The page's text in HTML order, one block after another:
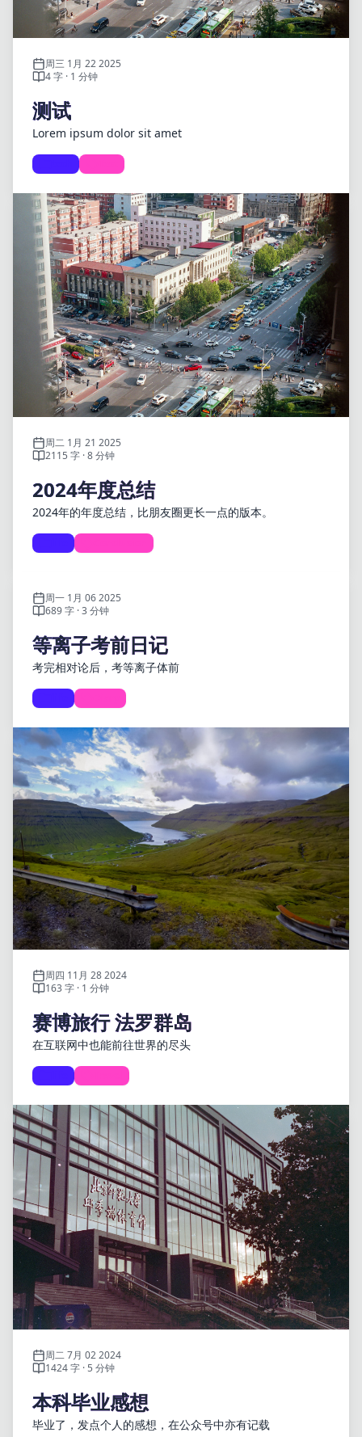
周三 1月 22 2025
4 字 · 1 分钟
测试
Lorem ipsum dolor sit amet
周二 1月 21 2025
2115 字 · 8 分钟
2024年度总结
2024年的年度总结，比朋友圈更长一点的版本。
周一 1月 06 2025
689 字 · 3 分钟
等离子考前日记
考完相对论后，考等离子体前
周四 11月 28 2024
163 字 · 1 分钟
赛博旅行 法罗群岛
在互联网中也能前往世界的尽头
周二 7月 02 2024
1424 字 · 5 分钟
本科毕业感想
毕业了，发点个人的感想，在公众号中亦有记载